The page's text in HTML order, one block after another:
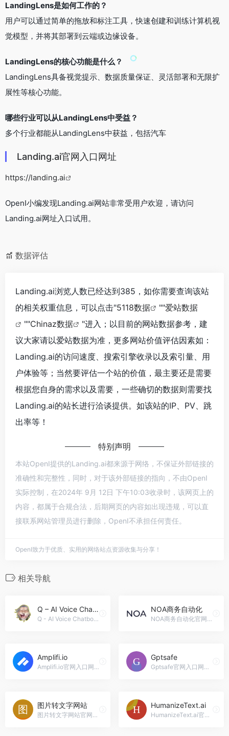
LandingLens是如何工作的？
用户可以通过简单的拖放和标注工具，快速创建和训练计算机视
觉模型，并将其部署到云端或边缘设备。
LandingLens的核心功能是什么？
LandingLens具备视觉提示、数据质量保证、灵活部署和无限扩
展性等核心功能。
哪些行业可以从LandingLens中受益？
多个行业都能从LandingLens中获益，包括汽车
Landing.ai官网入口网址
https://landing.ai
OpenI小编发现Landing.ai网站非常受用户欢迎，请访问
Landing.ai网址入口试用。
数据评估
Landing.ai浏览人数已经达到385，如你需要查询该站
的相关权重信息，可以点击"5118数据 ""爱站数据
""Chinaz数据
"进入；以目前的网站数据参考，建
议大家请以爱站数据为准，更多网站价值评估因素如：
Landing.ai的访问速度、搜索引擎收录以及索引量、用
户体验等；当然要评估一个站的价值，最主要还是需要
根据您自身的需求以及需要，一些确切的数据则需要找
Landing.ai的站长进行洽谈提供。如该站的IP、PV、跳
出率等！
特别声明
本站OpenI提供的Landing.ai都来源于网络，不保证外部链接的
准确性和完整性，同时，对于该外部链接的指向，不由OpenI
实际控制，在2024年 9月 12日 下午10:03收录时，该网页上的
内容，都属于合规合法，后期网页的内容如出现违规，可以直
接联系网站管理员进行删除，OpenI不承担任何责任。
OpenI致力于优质、实用的网络站点资源收集与分享！
相关导航
Q – AI Voice Chatbot
Q - AI Voice Chatbot官网入口网址，Q - AI Voice Chatbot: Q是一款由最新的GPT模型驱动的先进AI语音聊天机器人。具有可自定义的个性和声音聊天、图像识别和生成等功能，Q不仅仅是一个聊天机器人 - 它是一个有自己思维的类人助手！
NOA商务自动化
NOA商务自动化官网入口网址，NOA商务自动化: 我们是一家自动化机构，利用低代码工具和&#x27;经典&#x27;编码来开发为初创公司和中小型企业提供扩展和与人工智能集成的工作流。我们还创建自定义工具来监控您的操作。可以按项目或订阅方式提供服务。
Amplifi.io
Amplifi.io官网入口网址，Amplifi.io: Amplifi.io 是一款数字资产和产品信息管理软件，帮助品牌管理全球分发的数字资产和产品信息。
Gptsafe
Gptsafe官网入口网址，Gptsafe: Gptsafe是一个AI文本剽窃检测系统，能以95%的准确度检测AI生成的文本是否存在剽窃行为。它有助于提高内容的完整性，打击错误信息，并在数字领域中建立信任。
图片转文字网站
图片转文字网站官网入口网址，图片转文字网站: 图片转文字是一个网站，允许用户将图片文件转换为文字。
HumanizeText.ai
HumanizeText.ai官网入口网址，HumanizeText.ai: HumanizeText.ai是一款先进的人工智能工具，旨在将AI生成的文本转换为100%类人内容。它能轻松规避AI检测，确保内容无错误、无抄袭，并且自然地类人化。